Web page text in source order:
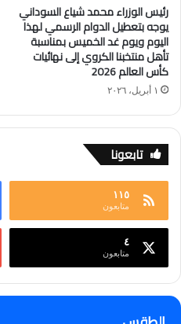
رئيس الوزراء محمد شياع السوداني
يوجه بتعطيل الدوام الرسمي لهذا
اليوم ويوم غد الخميس بمناسبة
تأهل منتخبنا الكروي إلى نهائيات
كأس العالم 2026
١ أبريل، ٢٠٢٦
تابعونا
١١٥
متابعون
٤
متابعون